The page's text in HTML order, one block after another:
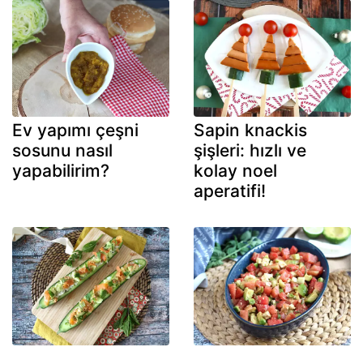
Ev yapımı çeşni
sosunu nasıl
yapabilirim?
Sapin knackis
şişleri: hızlı ve
kolay noel
aperatifi!